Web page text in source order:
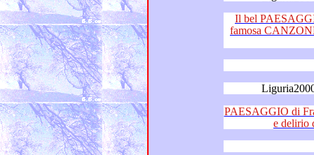
Il bel
famosa CANZONE
PAESAGGIO di Franco